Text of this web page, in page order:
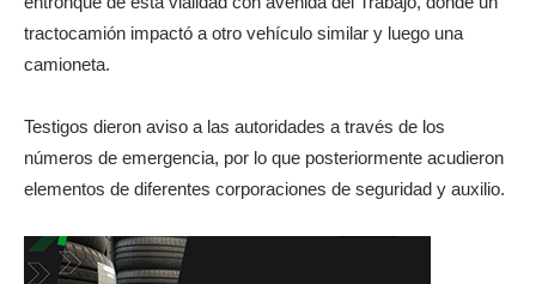
tractocamión impactó a otro vehículo similar y luego una
camioneta.
Testigos dieron aviso a las autoridades a través de los
números de emergencia, por lo que posteriormente acudieron
elementos de diferentes corporaciones de seguridad y auxilio.